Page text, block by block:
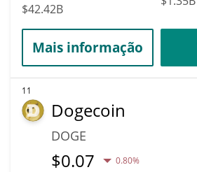
$42.42B
Mais informação
11
Dogecoin
DOGE
$0.07 0.80%